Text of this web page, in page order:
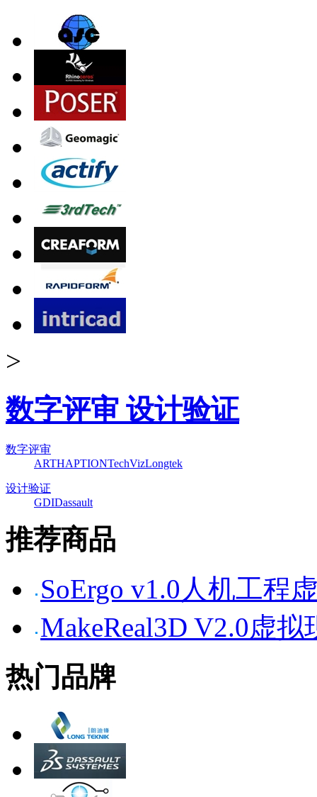
>
数字评审 设计验证
数字评审
ARTHAPTIONTechVizLongtek
设计验证
GDIDassault
推荐商品
SoErgo v1.0人机工程
MakeReal3D V2.0虚
热门品牌